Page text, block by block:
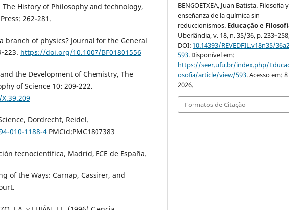
History of Philosophy and technology,
262-281.
branch of physics? Journal for the General
223. https://doi.org/10.1007/BF01801556
and the Development of Chemistry, The
of Science 10: 209-222.
Dordrecht, Reidel.
010-1188-4 PMCid:PMC1807383
tecnocientífica, Madrid, FCE de España.
of the Ways: Carnap, Cassirer, and
BENGOETXEA, Juan Batista. Filosofía y
enseñanza de la química sin
reduccionismos. Educação e
Uberlândia, v. 18, n. 35/36, p.
DOI: 10.14393/REVEDFIL.v18n35/
593. Disponível em:
https://seer.ufu.br/index.php/
osofia/article/view/593. Acesso em:
2026.
Formatos de Citação